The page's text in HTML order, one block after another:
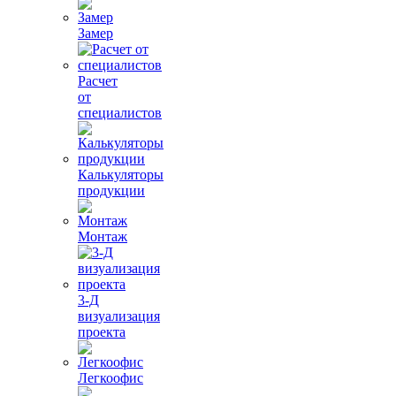
Замер
Расчет
от
специалистов
Калькуляторы
продукции
Монтаж
3-Д
визуализация
проекта
Легкоофис